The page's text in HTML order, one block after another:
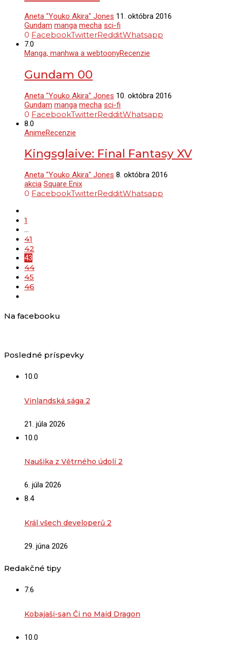
Aneta "Youko Akira" Jones 11. októbra 2016
Gundam manga mecha sci-fi
0 FacebookTwitterRedditWhatsapp
7.0
Manga, manhwa a webtoonyRecenzie
Gundam 00
Aneta "Youko Akira" Jones 10. októbra 2016
Gundam manga mecha sci-fi
0 FacebookTwitterRedditWhatsapp
8.0
AnimeRecenzie
Kingsglaive: Final Fantasy XV
Aneta "Youko Akira" Jones 8. októbra 2016
akcia Square Enix
0 FacebookTwitterRedditWhatsapp
1
…
41
42
43
44
45
46
Na facebooku
Posledné príspevky
10.0
Vinlandská sága 2
21. júla 2026
10.0
Naušika z Větrného údolí 2
6. júla 2026
8.4
Král všech developerů 2
29. júna 2026
Redakčné tipy
7.6
Kobajaši-san Či no Maid Dragon
10.0